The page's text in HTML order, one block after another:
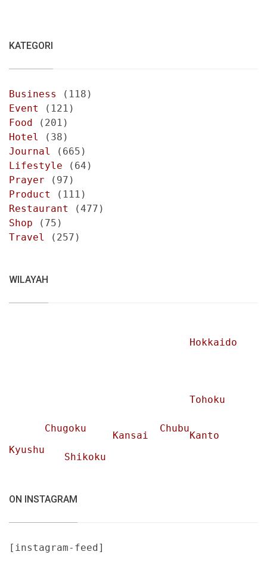
KATEGORI
Business
(118)
Event
(121)
Food (201)
Hotel
(38)
Journal
(665)
Lifestyle (64)
Prayer (97)
Product
(111)
Restaurant
(477)
Shop (75)
Travel
(257)
WILAYAH
Hokkaido
Tohoku
Chubu
Chugoku
Kansai
Kanto
Kyushu
Shikoku
ON INSTAGRAM
[instagram-feed]